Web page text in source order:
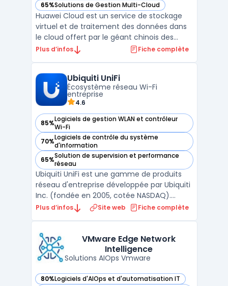
65%Solutions de Gestion Multi-Cloud
— voir Huawei Cloud dans cette catégorie
Huawei Cloud est un service de stockage
virtuel et de traitement des données dans
le cloud offert par le géant chinois des
télécommunications, Huawei Technologies.
analyser leurs données à distance, en toute
sécurité et de ...
Plus d’infos Fiche complète
Ubiquiti UniFi
Écosystème réseau Wi-Fi
entreprise
4.6
85%Logiciels de gestion WLAN et contrôleur
Wi-Fi
— voir Ubiquiti UniFi dans cette catégorie
70%Logiciels de contrôle du système
d'information
— voir Ubiquiti UniFi dans cette catégorie
65%Solution de supervision et performance
réseau
— voir Ubiquiti UniFi dans cette catégorie
Ubiquiti UniFi est une gamme de produits
réseau d'entreprise développée par Ubiquiti
Inc. (fondée en 2005, cotée NASDAQ).
L'écosystème couvre les points d'accès Wi-
routeurs et passerelles (UniFi Gateway), les
systè ...
Plus d’infos Site web Fiche complète
VMware Edge Network
Intelligence
Solutions AIOps Vmware
80%Logiciels d'AIOps et d'automatisation IT
— voir VMware Edge Network Intelligence dans cette